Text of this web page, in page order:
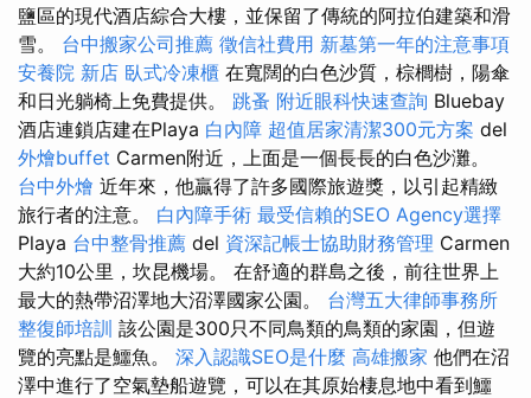
鹽區的現代酒店綜合大樓，並保留了傳統的阿拉伯建築和滑
雪。 台中搬家公司推薦 徵信社費用 新墓第一年的注意事項
安養院 新店 臥式冷凍櫃 在寬闊的白色沙質，棕櫚樹，陽傘
和日光躺椅上免費提供。 跳蚤 附近眼科快速查詢 Bluebay
酒店連鎖店建在Playa 白內障 超值居家清潔300元方案 del
外燴buffet Carmen附近，上面是一個長長的白色沙灘。
台中外燴 近年來，他贏得了許多國際旅遊獎，以引起精緻
旅行者的注意。 白內障手術 最受信賴的SEO Agency選擇
Playa 台中整骨推薦 del 資深記帳士協助財務管理 Carmen
大約10公里，坎昆機場。 在舒適的群島之後，前往世界上
最大的熱帶沼澤地大沼澤國家公園。 台灣五大律師事務所
整復師培訓 該公園是300只不同鳥類的鳥類的家園，但遊
覽的亮點是鱷魚。 深入認識SEO是什麼 高雄搬家 他們在沼
澤中進行了空氣墊船遊覽，可以在其原始棲息地中看到鱷